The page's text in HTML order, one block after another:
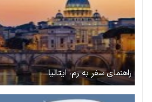
راهنمای سفر به رم، ایتالیا